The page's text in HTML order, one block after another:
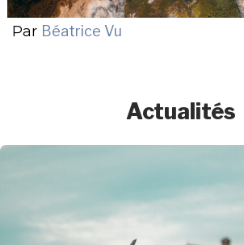
Par Béatrice Vu
Actualités